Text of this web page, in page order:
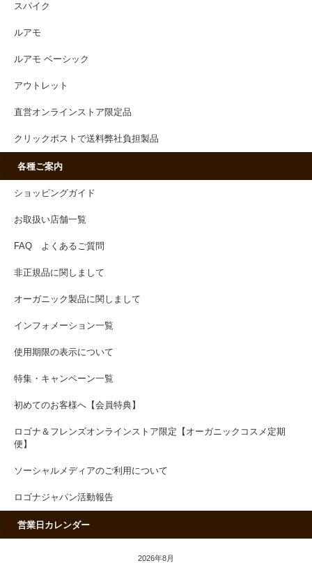
スパイク
ルアモ
ルアモ ベーシック
アウトレット
直営オンラインストア限定品
クリックポストで送料弊社負担製品
各種ご案内
ショッピングガイド
お取扱い店舗一覧
FAQ よくあるご質問
非正規品に関しまして
オーガニック製品に関しまして
インフォメーション一覧
使用期限の表示について
特集・キャンペーン一覧
初めてのお客様へ【会員特典】
ロゴナ＆フレンズオンラインストア限定【オーガニックコスメ定期
便】
ソーシャルメディアのご利用について
ロゴナジャパン活動報告
営業日カレンダー
2026年8月